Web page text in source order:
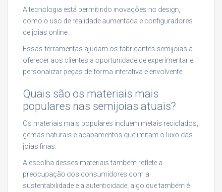
A tecnologia está permitindo inovações no design,
como o uso de realidade aumentada e configuradores
de joias online.
Essas ferramentas ajudam os fabricantes semijoias a
oferecer aos clientes a oportunidade de experimentar e
personalizar peças de forma interativa e envolvente.
Quais são os materiais mais
populares nas semijoias atuais?
Os materiais mais populares incluem metais reciclados,
gemas naturais e acabamentos que imitam o luxo das
joias finas.
A escolha desses materiais também reflete a
preocupação dos consumidores com a
sustentabilidade e a autenticidade, algo que também é